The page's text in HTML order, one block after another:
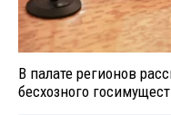
В палате регионов
бесхозного